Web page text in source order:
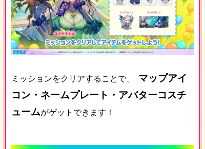
ミッションをクリアすることで、マップアイ
コン・ネームプレート・アバターコスチ
ュームがゲットできます！